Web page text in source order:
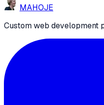
MAHOJE
Custom web development